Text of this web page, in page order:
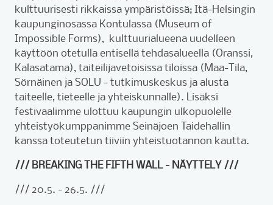
kulttuurisesti rikkaissa ympäristöissä; Itä-Helsingin
kaupunginosassa Kontulassa (Museum of
Impossible Forms), kulttuurialueena uudelleen
käyttöön otetulla entisellä tehdasalueella (Oranssi,
Kalasatama), taiteilijavetoisissa tiloissa (Maa-Tila,
Sörnäinen ja SOLU - tutkimuskeskus ja alusta
taiteelle, tieteelle ja yhteiskunnalle). Lisäksi
festivaalimme ulottuu kaupungin ulkopuolelle
yhteistyökumppanimme Seinäjoen Taidehallin
kanssa toteutetun tiiviin yhteistuotannon kautta.
/// BREAKING THE FIFTH WALL - NÄYTTELY ///
/// 20.5. - 26.5. ///